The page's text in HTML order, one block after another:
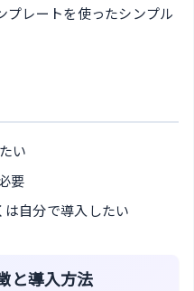
プレートを使ったシンプル
い
要
自分で導入したい
と導入方法